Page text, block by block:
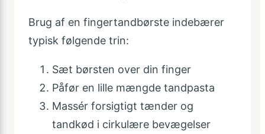
Brug af en fingertandbørste indebærer
typisk følgende trin:
Sæt børsten over din finger
Påfør en lille mængde tandpasta
Massér forsigtigt tænder og
tandkød i cirkulære bevægelser